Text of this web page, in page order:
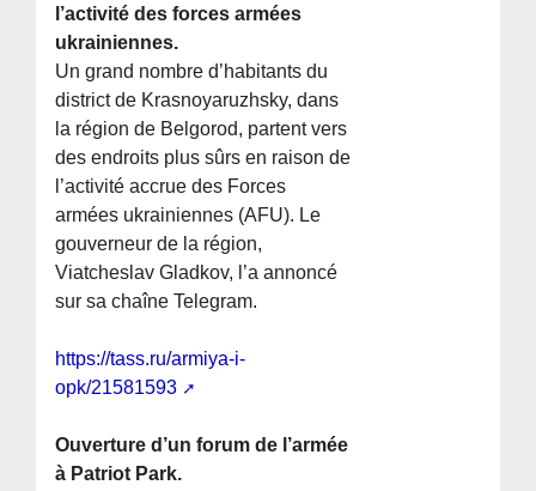
l’activité des forces armées
ukrainiennes.
Un grand nombre d’habitants du
district de Krasnoyaruzhsky, dans
la région de Belgorod, partent vers
des endroits plus sûrs en raison de
l’activité accrue des Forces
armées ukrainiennes (AFU). Le
gouverneur de la région,
Viatcheslav Gladkov, l’a annoncé
sur sa chaîne Telegram.
https://tass.ru/armiya-i-
opk/21581593
Ouverture d’un forum de l’armée
à Patriot Park.